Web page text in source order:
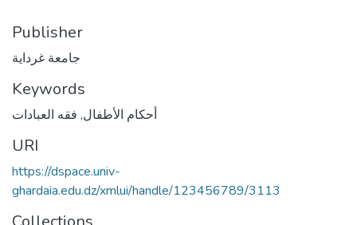
Publisher
جامعة غرداية
Keywords
أحكام الأطفال, فقه العبادات
URI
https://dspace.univ-
ghardaia.edu.dz/xmlui/handle/123456789/3113